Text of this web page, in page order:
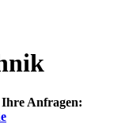
Anfragen: